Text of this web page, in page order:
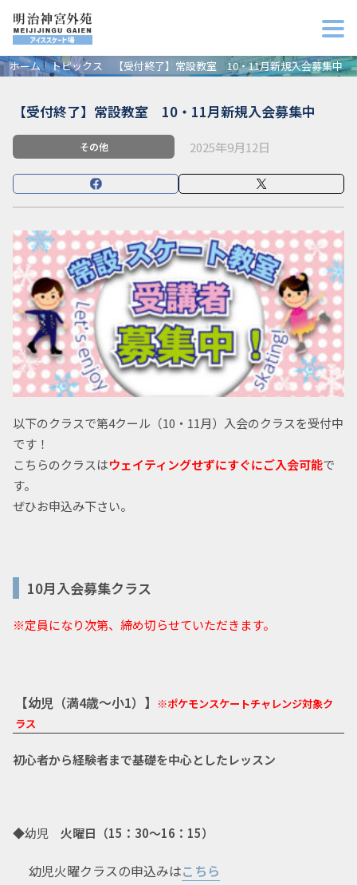
ホーム トピックス 【受付終了】常設教室 10・11月新規入会募集中
【受付終了】常設教室 10・11月新規入会募集中
その他 2025年9月12日
以下のクラスで第4クール（10・11月）入会のクラスを受付中
です！
こちらのクラスはウェイティングせずにすぐにご入会可能で
す。
ぜひお申込み下さい。
10月入会募集クラス
※定員になり次第、締め切らせていただきます。
【幼児（満4歳～小1）】
※ポケモンスケートチャレンジ対象ク
ラス
初心者から経験者まで基礎を中心としたレッスン
◆幼児 火曜日（15：30～16：15）
幼児火曜クラスの申込みはこちら